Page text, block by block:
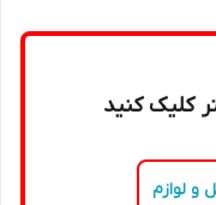
کلیک کنید
و لوازم